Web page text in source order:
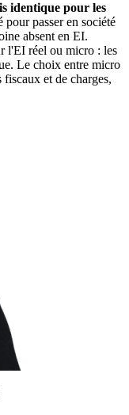
identique pour les
passer en société
absent en EI.
l'EI réel ou micro : les
Le choix entre micro
fiscaux et de charges,